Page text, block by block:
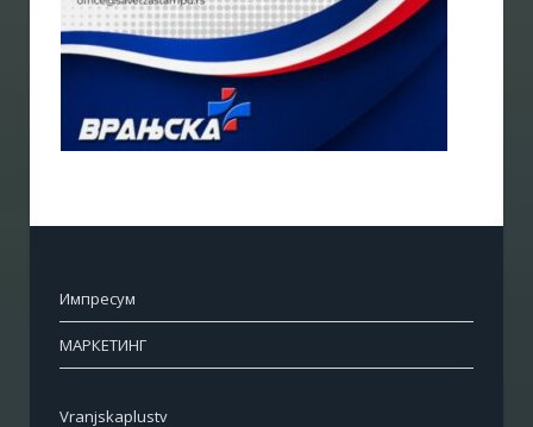
Импресум
МАРКЕТИНГ
Vranjskaplustv